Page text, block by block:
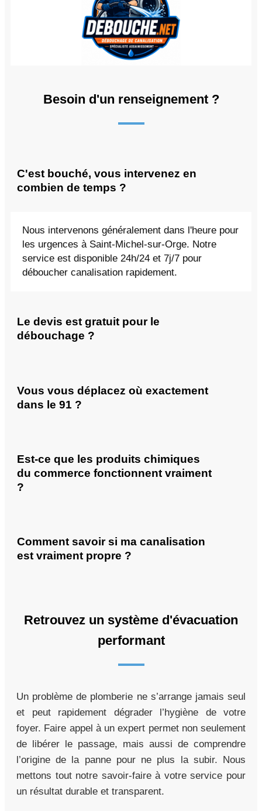
Besoin d'un renseignement ?
C'est bouché, vous intervenez en
combien de temps ?
Nous intervenons généralement dans l'heure pour
les urgences à Saint-Michel-sur-Orge. Notre
service est disponible 24h/24 et 7j/7 pour
déboucher canalisation rapidement.
Le devis est gratuit pour le
débouchage ?
Vous vous déplacez où exactement
dans le 91 ?
Est-ce que les produits chimiques
du commerce fonctionnent vraiment
?
Comment savoir si ma canalisation
est vraiment propre ?
Retrouvez un système d'évacuation
performant
Un problème de plomberie ne s’arrange jamais seul
et peut rapidement dégrader l’hygiène de votre
foyer. Faire appel à un expert permet non seulement
de libérer le passage, mais aussi de comprendre
l’origine de la panne pour ne plus la subir. Nous
mettons tout notre savoir-faire à votre service pour
un résultat durable et transparent.